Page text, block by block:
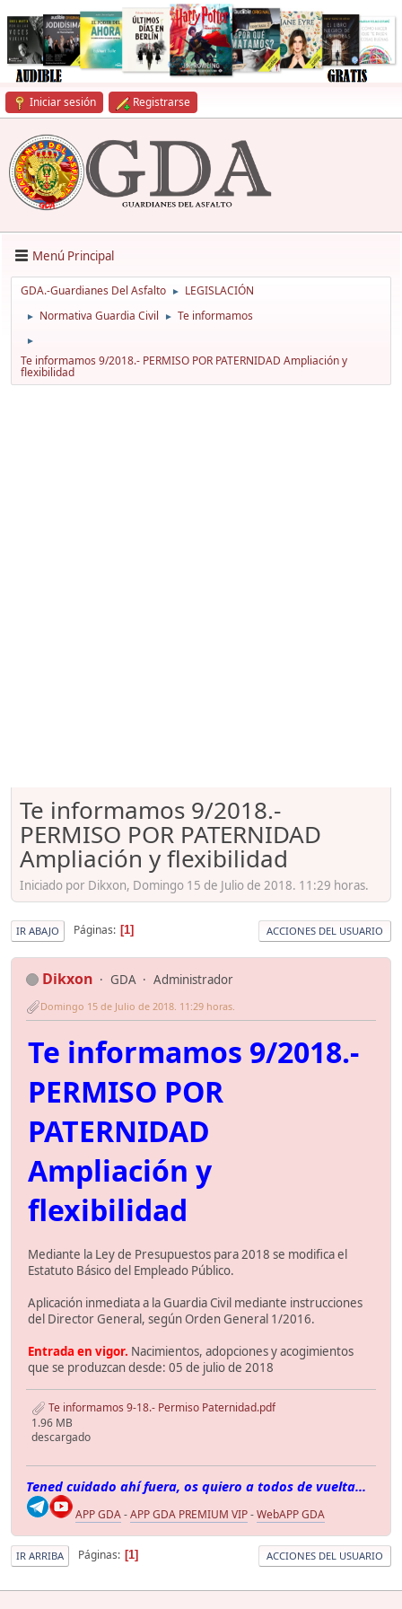
Iniciar sesión Registrarse
Menú Principal
GDA.-Guardianes Del Asfalto ► LEGISLACIÓN
► Normativa Guardia Civil ► Te informamos
►
Te informamos 9/2018.- PERMISO POR PATERNIDAD Ampliación y
flexibilidad
Te informamos 9/2018.-
PERMISO POR PATERNIDAD
Ampliación y flexibilidad
Iniciado por Dikxon, Domingo 15 de Julio de 2018. 11:29 horas.
IR ABAJO Páginas 1 ACCIONES DEL USUARIO
Dikxon GDA Administrador
Domingo 15 de Julio de 2018. 11:29 horas.
Te informamos 9/2018.-
PERMISO POR
PATERNIDAD
Ampliación y
flexibilidad
Mediante la Ley de Presupuestos para 2018 se modifica el
Estatuto Básico del Empleado Público.
Aplicación inmediata a la Guardia Civil mediante instrucciones
del Director General, según Orden General 1/2016.
Entrada en vigor. Nacimientos, adopciones y acogimientos
que se produzcan desde: 05 de julio de 2018
Te informamos 9-18.- Permiso Paternidad.pdf
1.96 MB
descargado
Tened cuidado ahí fuera, os quiero a todos de vuelta...
APP GDA-APP GDA PREMIUM VIP-WebAPP GDA
IR ARRIBA Páginas 1 ACCIONES DEL USUARIO